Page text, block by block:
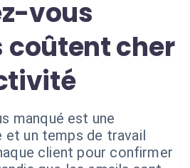
vous
coûtent cher
manqué est une
et un temps de travail
client pour confirmer